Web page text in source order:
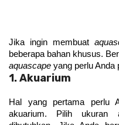
Jika ingin membuat
aquascape yang perlu Anda
1. Akuarium
Hal yang pertama perlu
akuarium. Pilih ukuran